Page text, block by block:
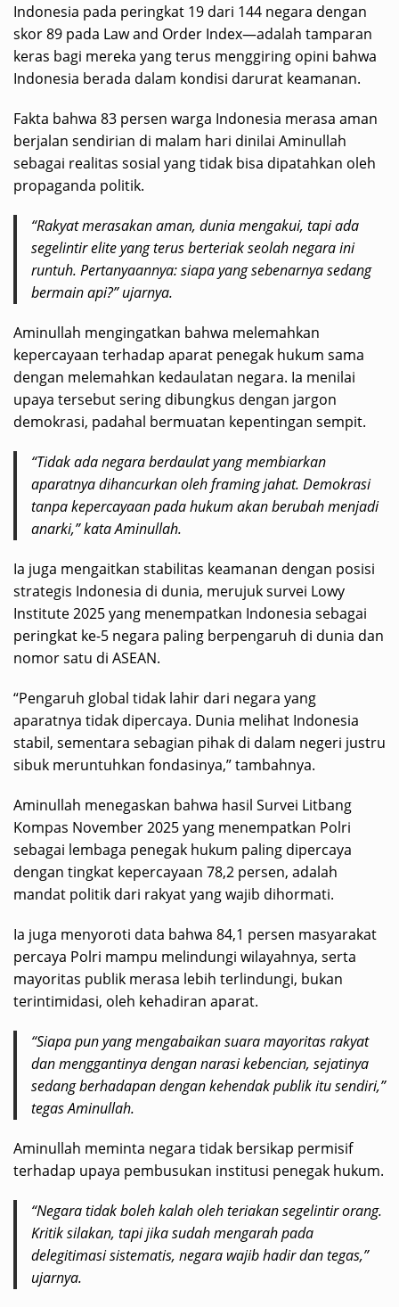
Indonesia pada peringkat 19 dari 144 negara dengan
skor 89 pada Law and Order Index—adalah tamparan
keras bagi mereka yang terus menggiring opini bahwa
Indonesia berada dalam kondisi darurat keamanan.
Fakta bahwa 83 persen warga Indonesia merasa aman
berjalan sendirian di malam hari dinilai Aminullah
sebagai realitas sosial yang tidak bisa dipatahkan oleh
propaganda politik.
“Rakyat merasakan aman, dunia mengakui, tapi ada
segelintir elite yang terus berteriak seolah negara ini
runtuh. Pertanyaannya: siapa yang sebenarnya sedang
bermain api?” ujarnya.
Aminullah mengingatkan bahwa melemahkan
kepercayaan terhadap aparat penegak hukum sama
dengan melemahkan kedaulatan negara. Ia menilai
upaya tersebut sering dibungkus dengan jargon
demokrasi, padahal bermuatan kepentingan sempit.
“Tidak ada negara berdaulat yang membiarkan
aparatnya dihancurkan oleh framing jahat. Demokrasi
tanpa kepercayaan pada hukum akan berubah menjadi
anarki,” kata Aminullah.
Ia juga mengaitkan stabilitas keamanan dengan posisi
strategis Indonesia di dunia, merujuk survei Lowy
Institute 2025 yang menempatkan Indonesia sebagai
peringkat ke-5 negara paling berpengaruh di dunia dan
nomor satu di ASEAN.
“Pengaruh global tidak lahir dari negara yang
aparatnya tidak dipercaya. Dunia melihat Indonesia
stabil, sementara sebagian pihak di dalam negeri justru
sibuk meruntuhkan fondasinya,” tambahnya.
Aminullah menegaskan bahwa hasil Survei Litbang
Kompas November 2025 yang menempatkan Polri
sebagai lembaga penegak hukum paling dipercaya
dengan tingkat kepercayaan 78,2 persen, adalah
mandat politik dari rakyat yang wajib dihormati.
Ia juga menyoroti data bahwa 84,1 persen masyarakat
percaya Polri mampu melindungi wilayahnya, serta
mayoritas publik merasa lebih terlindungi, bukan
terintimidasi, oleh kehadiran aparat.
“Siapa pun yang mengabaikan suara mayoritas rakyat
dan menggantinya dengan narasi kebencian, sejatinya
sedang berhadapan dengan kehendak publik itu sendiri,”
tegas Aminullah.
Aminullah meminta negara tidak bersikap permisif
terhadap upaya pembusukan institusi penegak hukum.
“Negara tidak boleh kalah oleh teriakan segelintir orang.
Kritik silakan, tapi jika sudah mengarah pada
delegitimasi sistematis, negara wajib hadir dan tegas,”
ujarnya.